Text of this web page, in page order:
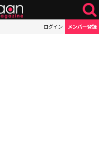
ログイン メンバー登録